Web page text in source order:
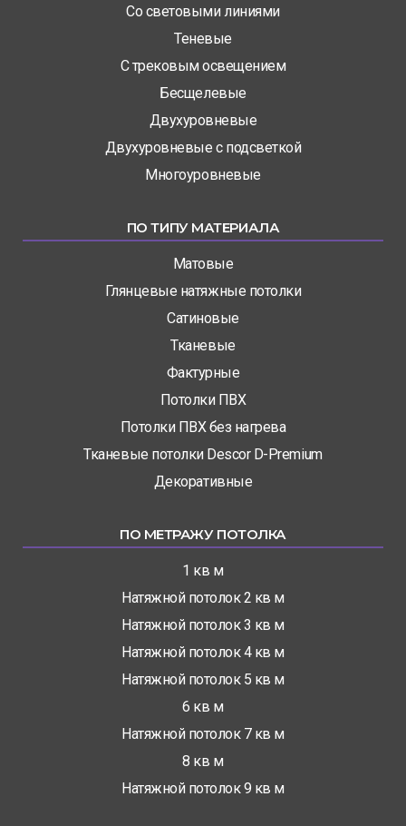
Со световыми линиями
Теневые
С трековым освещением
Бесщелевые
Двухуровневые
Двухуровневые с подсветкой
Многоуровневые
ПО ТИПУ МАТЕРИАЛА
Матовые
Глянцевые натяжные потолки
Сатиновые
Тканевые
Фактурные
Потолки ПВХ
Потолки ПВХ без нагрева
Тканевые потолки Descor D-Premium
Декоративные
ПО МЕТРАЖУ ПОТОЛКА
1 кв м
Натяжной потолок 2 кв м
Натяжной потолок 3 кв м
Натяжной потолок 4 кв м
Натяжной потолок 5 кв м
6 кв м
Натяжной потолок 7 кв м
8 кв м
Натяжной потолок 9 кв м